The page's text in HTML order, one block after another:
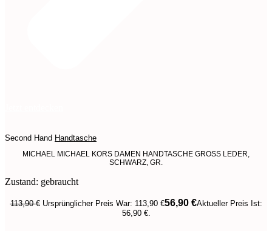
Second Hand Handtasche
MICHAEL MICHAEL KORS DAMEN HANDTASCHE GROSS LEDER,
SCHWARZ, GR.
Zustand: gebraucht
113,90€ Ursprünglicher Preis War: 113,90 €56,90 €Aktueller Preis Ist:
56,90 €.